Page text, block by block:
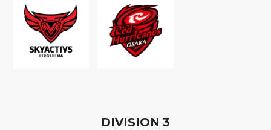
DIVISION 3